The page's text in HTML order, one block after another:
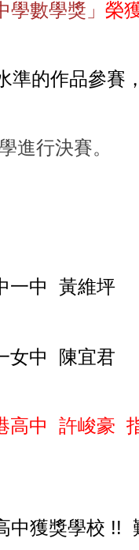
數學獎」 榮
準的作品參賽，
進行決賽。
一中 黃維坪
女中 陳宜君
高中 許峻豪
名單
中獲獎學校 !!